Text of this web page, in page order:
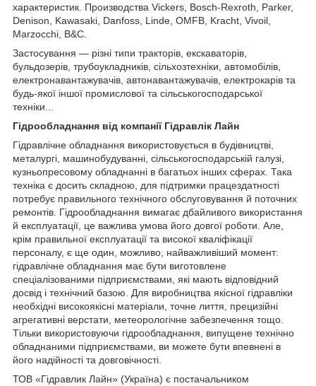
характеристик. Производства Vickers, Bosch-Rexroth, Parker,
Denison, Kawasaki, Danfoss, Linde, OMFB, Kracht, Vivoil,
Marzocchi, B&C.
Застосування — різні типи тракторів, екскаваторів,
бульдозерів, трубоукладників, сільхозтехніки, автомобілів,
електронавантажувачів, автонавантажувачів, електрокарів та
будь-якої іншої промислової та сільськогосподарської
техніки...
Гідрообладнання від компанії Гідравлік Лайн
Гідравлічне обладнання використовується в будівництві,
металургі, машинобудуванні, сільськогосподарській галузі,
кузньопресовому обладнанні в багатьох інших сферах. Така
техніка є досить складною, для підтримки працездатності
потребує правильного технічного обслуговування й поточних
ремонтів. Гідрообладнання вимагає дбайливого використання
й експлуатації, це важлива умова його довгої роботи. Але,
крім правильної експлуатації та високої кваліфікації
персоналу, є ще один, можливо, найважливіший момент:
гідравлічне обладнання має бути виготовлене
спеціалізованими підприємствами, які мають відповідний
досвід і технічний базою. Для виробництва якісної гідравліки
необхідні високоякісні матеріали, точне лиття, прецизійні
агрегативні верстати, метеорологічне забезпечення тощо.
Тільки використовуючи гідрообладнання, випущене технічно
обладнаними підприємствами, ви можете бути впевнені в
його надійності та довговічності.
ТОВ «Гідравлик Лайн» (Україна) є постачальником